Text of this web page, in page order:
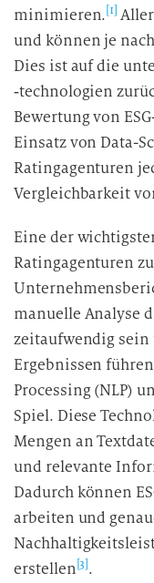
minimieren. [1]
und können je
Dies ist auf die
‑technologien
Bewertung von
Einsatz von Data-
Ratingagenturen
Vergleichbarkeit
Eine der
Ratingagenturen
manuelle Analyse
zeitaufwendig
Ergebnissen
Processing (NLP)
Spiel. Diese
Mengen an
und relevante
Dadurch können
arbeiten und
erstellen [3] .